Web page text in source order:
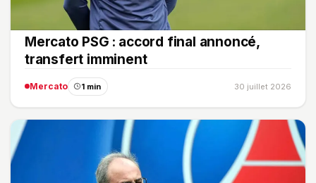
Mercato PSG : accord final annoncé,
transfert imminent
Mercato 1 min 30 juillet 2026